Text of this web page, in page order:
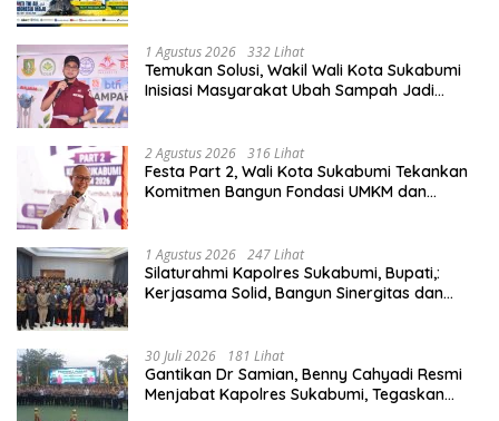
1 Agustus 2026 332 Lihat
Temukan Solusi, Wakil Wali Kota Sukabumi
Inisiasi Masyarakat Ubah Sampah Jadi
2 Agustus 2026 316 Lihat
Festa Part 2, Wali Kota Sukabumi Tekankan
Komitmen Bangun Fondasi UMKM dan
1 Agustus 2026 247 Lihat
Silaturahmi Kapolres Sukabumi, Bupati,:
Kerjasama Solid, Bangun Sinergitas dan
30 Juli 2026 181 Lihat
Gantikan Dr Samian, Benny Cahyadi Resmi
Menjabat Kapolres Sukabumi, Tegaskan